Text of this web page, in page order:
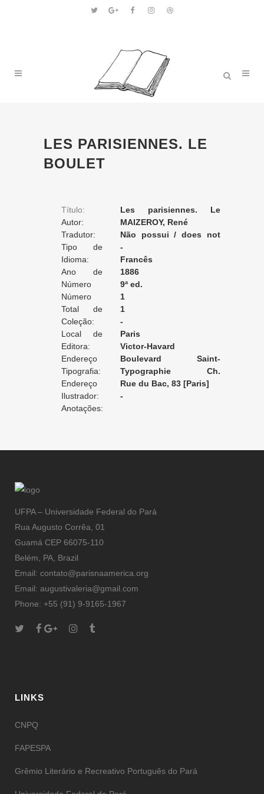
LES PARISIENNES. LE
BOULET
Título:
Les parisiennes. Le
boulet
Autor:
MAIZEROY, René
Tradutor:
Não possui / does not
apply / ne posséde pas
Tipo de
Tradução:
-
Idioma:
Francês
Ano de
Edição:
1886
Número
da Edição:
9ª ed.
Número
do Volume:
1
Total de
Volumes:
1
Coleção:
-
Local de
Edição:
Paris
Editora:
Victor-Havard
Endereço
da Editora:
Boulevard Saint-
Germain, 175
Tipografia:
Typographie Ch.
Unsinger
Endereço
da Tipografia:
Rue du Bac, 83 [Paris]
Ilustrador:
-
Anotações:
UFPA – Universidade Federal do Pará
Rua Augusto Corrêa, 01
Guamá CEP 66075-110
Belém, PA, Brazil
Email: contato@parisnaamerica.org
Email: augustivaleria@gmail.com
Phone: +55 (91) 9-9165-1967
LINKS
CNPQ
FAPESPA
Grêmio Literário e Recreativo Português do Pará